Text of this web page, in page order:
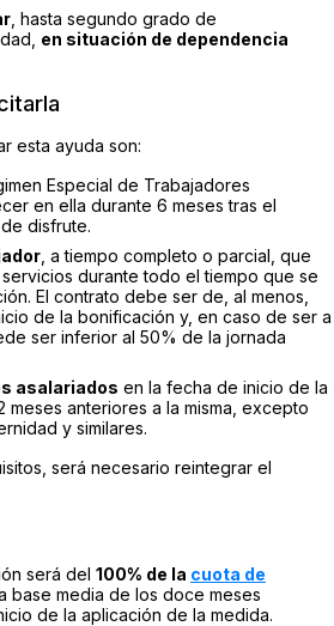
, hasta segundo grado de
en situación de dependencia
esta ayuda son:
Especial de Trabajadores
en ella durante 6 meses tras el
disfrute.
, a tiempo completo o parcial, que
durante todo el tiempo que se
El contrato debe ser de, al menos,
de la bonificación y, en caso de ser a
ser inferior al 50% de la jornada
asalariados en la fecha de inicio de la
meses anteriores a la misma, excepto
y similares.
será necesario reintegrar el
será del 100% de la cuota de
base media de los doce meses
de la aplicación de la medida.